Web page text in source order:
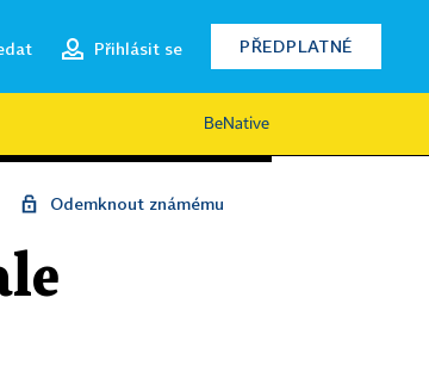
Přihlásit se PŘEDPLATNÉ
BeNative
Odemknout známému